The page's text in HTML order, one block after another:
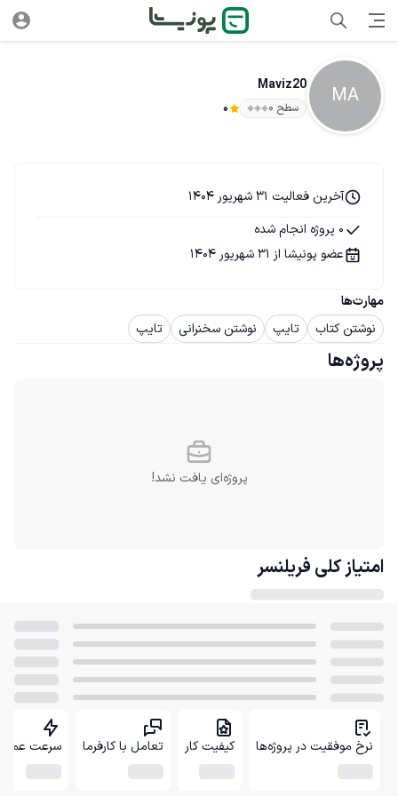
MA
Maviz20
سطح ۰ 0
مهارت‌ها
نوشتن کتاب
تایپ نوشتن سخنرانی تایپ
آخرین فعالیت 31 شهریور 1404
0 پروژه انجام شده
عضو پونیشا از 31 شهریور 1404
پروژه‌ها
پروژه‌ای یافت نشد!
امتیاز کلی فریلنسر
نرخ موفقیت در پروژه‌ها کیفیت کار تعامل با کارفرما سرعت عمل